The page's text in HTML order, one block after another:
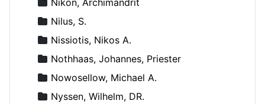
Nilus, S.
Nissiotis, Nikos A.
Nothhaas, Johannes, Priester
Nowosellow, Michael A.
Nyssen, Wilhelm, DR.